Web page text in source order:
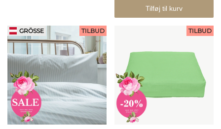
Tilføj til kurv
GRÖSSE TILBUD TILBUD